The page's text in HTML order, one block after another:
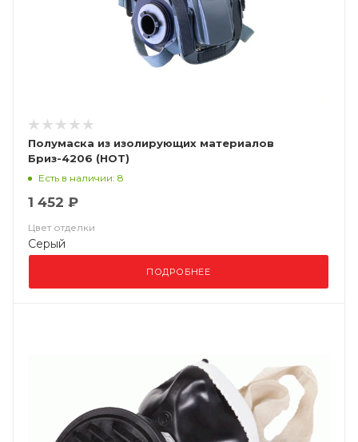
Полумаска из изолирующих материалов
Бриз-4206 (НОТ)
Есть в наличии: 8
1 452 ₽
Цвет отделки
Серый
ПОДРОБНЕЕ